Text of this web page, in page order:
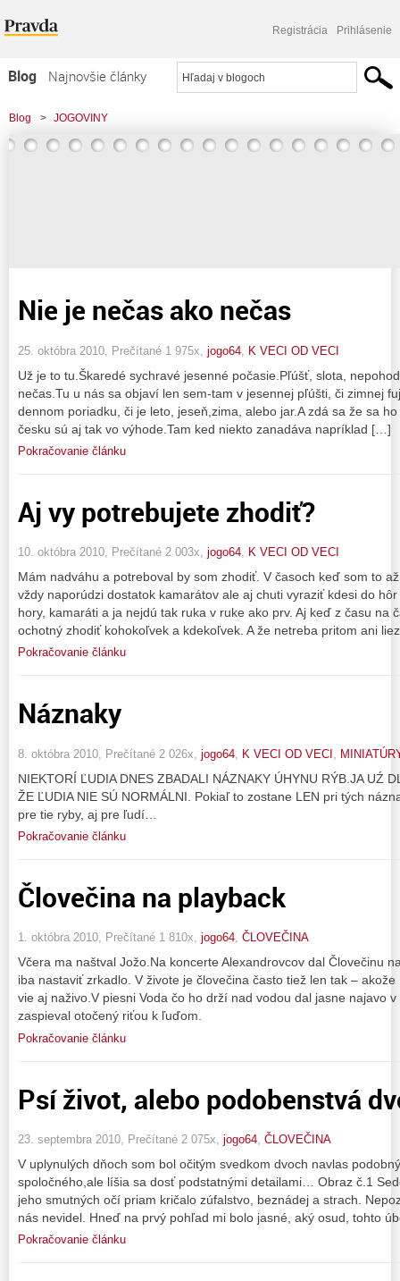
Registrácia Prihlásenie
Blog
Najnovšie články
Najčítanejšie články
Najkomentovanejšie články
Blog > JOGOVINY
Nie je nečas ako nečas
25. októbra 2010, Prečítané 1 975x, jogo64 K VECI OD VECI
Už je to tu.Škaredé sychravé jesenné počasie.Pľúšť, slota,
nečas.Tu u nás sa objaví len sem-tam v jesennej pľúšti, či zimnej
dennom poriadku, či je leto, jeseň,zima, alebo jar.A zdá sa že sa
česku sú aj tak vo výhode.Tam ked niekto zanadáva napríklad […]
Pokračovanie článku
Aj vy potrebujete zhodiť?
10. októbra 2010, Prečítané 2 003x, jogo64, K VECI OD VECI
Mám nadváhu a potreboval by som zhodiť. V časoch keď som to
vždy naporúdzi dostatok kamarátov ale aj chuti vyraziť kdesi do
hory, kamaráti a ja nejdú tak ruka v ruke ako prv. Aj keď z času na
ochotný zhodiť kohokoľvek a kdekoľvek. A že netreba pritom ani
Pokračovanie článku
Náznaky
8. októbra 2010, Prečítané 2 026x, jogo64 K VECI OD VECI
NIEKTORÍ ĽUDIA DNES ZBADALI NÁZNAKY ÚHYNU RÝB.JA UŹ
ŽE ĽUDIA NIE SÚ NORMÁLNI. Pokiaľ to zostane LEN pri tých
pre tie ryby, aj pre ľudí…
Pokračovanie článku
Človečina na playback
1. októbra 2010, Prečítané 1 810x, jogo64, ČLOVEČINA
Včera ma naštval Jožo.Na koncerte Alexandrovcov dal Človečinu
iba nastaviť zrkadlo. V živote je človečina často tiež len tak –
vie aj naživo.V piesni Voda čo ho drží nad vodou dal jasne najavo
zaspieval otočený riťou k ľuďom.
Pokračovanie článku
Psí život, alebo podobenstvá
23. septembra 2010, Prečítané 2 075x, jogo64, ČLOVEČINA
V uplynulých dňoch som bol očitým svedkom dvoch navlas
spoločného,ale líšia sa dosť podstatnými detailami… Obraz č.1
jeho smutných očí priam kričalo zúfalstvo, beznádej a strach.
nás nevidel. Hneď na prvý pohľad mi bolo jasné, aký osud, tohto
Pokračovanie článku